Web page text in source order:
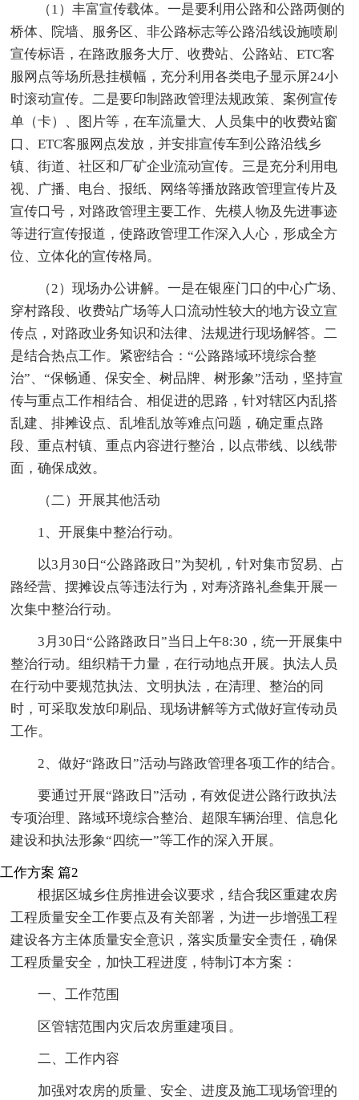
（1）丰富宣传载体。一是要利用公路和公路两侧的
桥体、院墙、服务区、非公路标志等公路沿线设施喷刷
宣传标语，在路政服务大厅、收费站、公路站、ETC客
服网点等场所悬挂横幅，充分利用各类电子显示屏24小
时滚动宣传。二是要印制路政管理法规政策、案例宣传
单（卡）、图片等，在车流量大、人员集中的收费站窗
口、ETC客服网点发放，并安排宣传车到公路沿线乡
镇、街道、社区和厂矿企业流动宣传。三是充分利用电
视、广播、电台、报纸、网络等播放路政管理宣传片及
宣传口号，对路政管理主要工作、先模人物及先进事迹
等进行宣传报道，使路政管理工作深入人心，形成全方
位、立体化的宣传格局。
（2）现场办公讲解。一是在银座门口的中心广场、
穿村路段、收费站广场等人口流动性较大的地方设立宣
传点，对路政业务知识和法律、法规进行现场解答。二
是结合热点工作。紧密结合：“公路路域环境综合整
治”、“保畅通、保安全、树品牌、树形象”活动，坚持宣
传与重点工作相结合、相促进的思路，针对辖区内乱搭
乱建、排摊设点、乱堆乱放等难点问题，确定重点路
段、重点村镇、重点内容进行整治，以点带线、以线带
面，确保成效。
（二）开展其他活动
1、开展集中整治行动。
以3月30日“公路路政日”为契机，针对集市贸易、占
路经营、摆摊设点等违法行为，对寿济路礼叁集开展一
次集中整治行动。
3月30日“公路路政日”当日上午8:30，统一开展集中
整治行动。组织精干力量，在行动地点开展。执法人员
在行动中要规范执法、文明执法，在清理、整治的同
时，可采取发放印刷品、现场讲解等方式做好宣传动员
工作。
2、做好“路政日”活动与路政管理各项工作的结合。
要通过开展“路政日”活动，有效促进公路行政执法
专项治理、路域环境综合整治、超限车辆治理、信息化
建设和执法形象“四统一”等工作的深入开展。
工作方案 篇2
根据区城乡住房推进会议要求，结合我区重建农房
工程质量安全工作要点及有关部署，为进一步增强工程
建设各方主体质量安全意识，落实质量安全责任，确保
工程质量安全，加快工程进度，特制订本方案：
一、工作范围
区管辖范围内灾后农房重建项目。
二、工作内容
加强对农房的质量、安全、进度及施工现场管理的